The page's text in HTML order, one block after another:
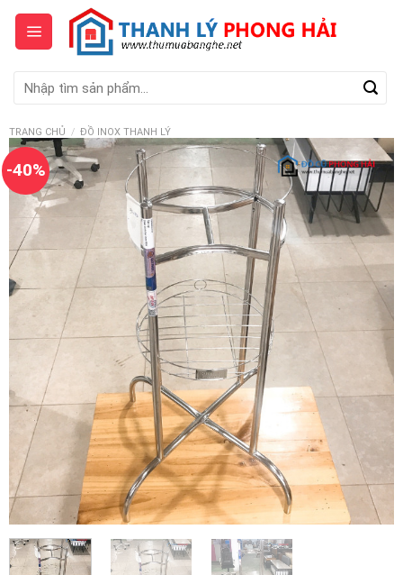
Skip
content
kiếm:
TRANG CHỦ / ĐỒ INOX THANH LÝ
-40%